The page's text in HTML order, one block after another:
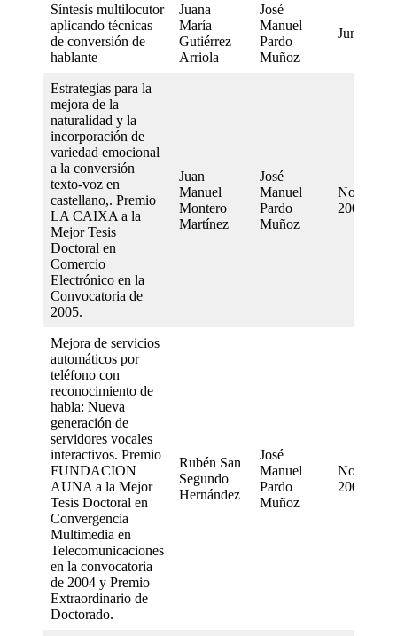
Síntesis multilocutor
aplicando técnicas
de conversión de
hablante
Juana
María
Gutiérrez
Arriola
José
Manuel
Pardo
Muñoz
June 2008
Estrategias para la
mejora de la
naturalidad y la
incorporación de
variedad emocional
a la conversión
texto-voz en
castellano,. Premio
LA CAIXA a la
Mejor Tesis
Doctoral en
Comercio
Electrónico en la
Convocatoria de
2005.
Juan
Manuel
Montero
Martínez
José
Manuel
Pardo
Muñoz
November
2003
Mejora de servicios
automáticos por
teléfono con
reconocimiento de
habla: Nueva
generación de
servidores vocales
interactivos. Premio
FUNDACION
AUNA a la Mejor
Tesis Doctoral en
Convergencia
Multimedia en
Telecomunicaciones
en la convocatoria
de 2004 y Premio
Extraordinario de
Doctorado.
Rubén San
Segundo
Hernández
José
Manuel
Pardo
Muñoz
November
2002